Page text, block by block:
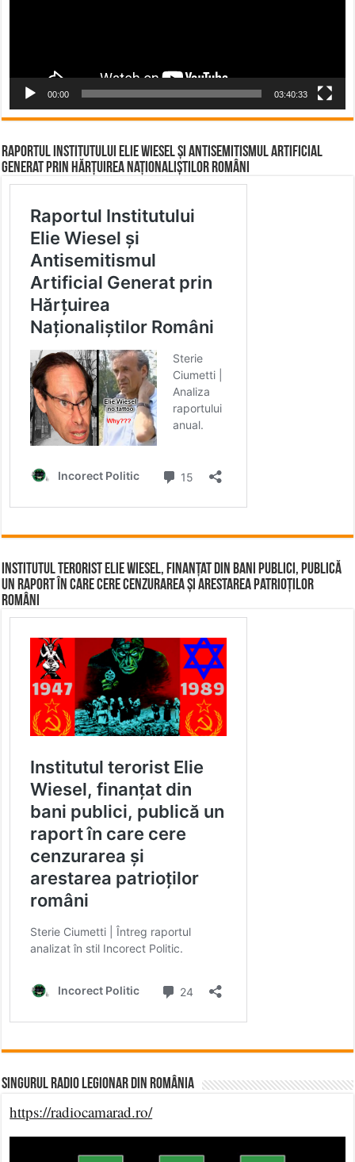
00:00 03:40:33
Raportul Institutului Elie Wiesel și Antisemitismul Artificial
Generat prin Hărțuirea Naționaliștilor Români
Institutul terorist Elie Wiesel, finanțat din bani publici, publică
un raport în care cere cenzurarea și arestarea patrioților
români
Singurul Radio Legionar din România
https://radiocamarad.ro/